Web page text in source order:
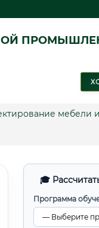
мебели
🎓
Программа